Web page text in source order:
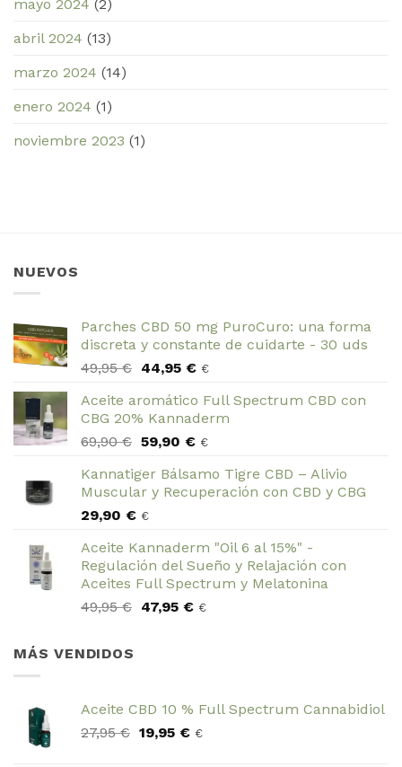
mayo 2024 (2)
abril 2024 (13)
marzo 2024 (14)
enero 2024 (1)
noviembre 2023 (1)
NUEVOS
Parches CBD 50 mg PuroCuro: una forma
discreta y constante de cuidarte - 30 uds
49,95€ El
original
era:
49,95 €.
44,95 €El
actual
es:
44,95 €.
€
Aceite aromático Full Spectrum CBD con
CBG 20% Kannaderm
69,90€ El
original
era:
69,90 €.
59,90 €El
actual
es:
€
Kannatiger Bálsamo Tigre CBD – Alivio
Muscular y Recuperación con CBD y CBG
29,90 € €
Aceite Kannaderm "Oil 6 al 15%" -
Regulación del Sueño y Relajación con
Aceites Full Spectrum y Melatonina
49,95€ El
47,95 €El
€
MÁS VENDIDOS
Aceite CBD 10 % Full Spectrum Cannabidiol
27,95€ El
19,95 €El
€